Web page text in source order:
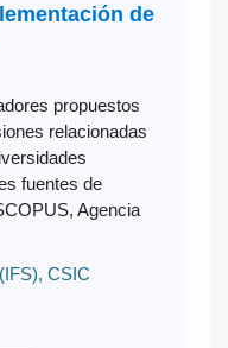
de
propuestos
relacionadas
fuentes de
Agencia
CSIC